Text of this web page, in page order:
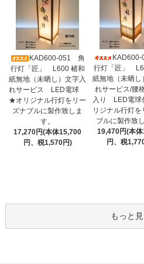
KAD600-051 角
行灯「匠」 L600 楮和
紙無地（未晒し）文字入
れサービス LED電球
★オリジナル行灯をリー
ズナブルに製作致しま
す。
17,270円(本体15,700
円、税1,570円)
行灯「匠」
紙無地（未晒し
れサービス/腰
入り LED電
リジナル行灯を
ブルに製作致
19,470円(本
円、税
もっと